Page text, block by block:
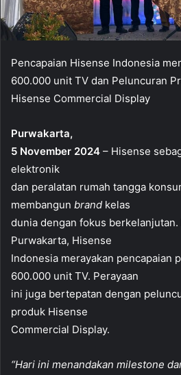
Pencapaian Hisense Indonesia
600.000 unit TV dan Peluncuran
Hisense Commercial Display
Purwakarta,
5 November 2024 – Hisense
elektronik
dan peralatan rumah tangga
membangun brand kelas
dunia dengan fokus
Purwakarta, Hisense
Indonesia merayakan pencapaian
600.000 unit TV. Perayaan
ini juga bertepatan dengan
produk Hisense
Commercial Display.
“Hari ini menandakan milestone